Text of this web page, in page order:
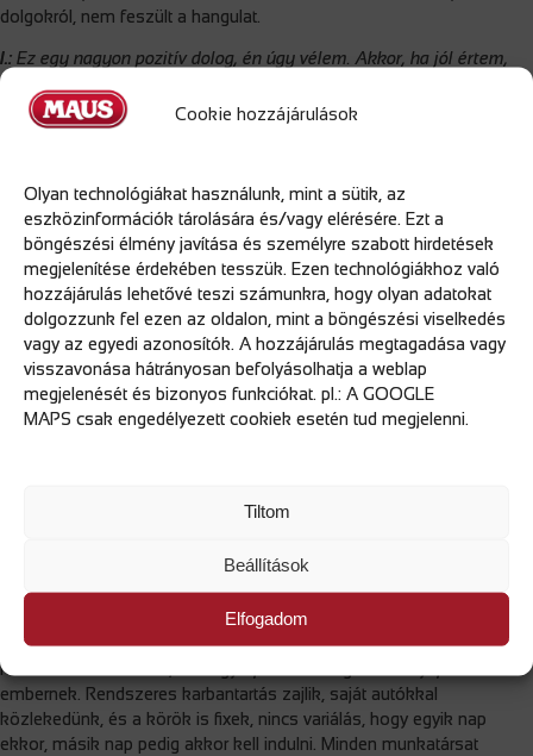
Cookie hozzájárulások
Olyan technológiákat használunk, mint a sütik, az
eszközinformációk tárolására és/vagy elérésére. Ezt a
böngészési élmény javítása és személyre szabott hirdetések
megjelenítése érdekében tesszük. Ezen technológiákhoz való
hozzájárulás lehetővé teszi számunkra, hogy olyan adatokat
dolgozzunk fel ezen az oldalon, mint a böngészési viselkedés
vagy az egyedi azonosítók. A hozzájárulás megtagadása vagy
visszavonása hátrányosan befolyásolhatja a weblap
megjelenését és bizonyos funkciókat. pl.: A GOOGLE
MAPS csak engedélyezett cookiek esetén tud megjelenni.
Elfogadom
Tiltom
Beállítások
dolgokról, nem feszült a hangulat.
I.: Ez egy nagyon pozitív dolog, én úgy vélem. Akkor, ha jól értem,
úgy érzed, fontos része vagy a cég életének. Miből érzed ezt, miből
érzed, hogy megbecsül a cég?
fejlődött a cég és ezzel a jutalmazási rendszer is. Nyilván egy kedves
szó, egy dicséret is sokat jelent. De például van a Törzsgárda
programunk, ami 5 éves ciklusokban díjazza a munkatársakat, ez
szerintem egy nagyon jó dolog. De velem például a közvetlen
környezetem is érezteti, a munkatársakkal mindig örülünk
egymásnak. Az újak is hamar beilleszkednek és segítjük egymást.
Te milyen jövőképet látsz itt a Mausnál?
Attila:Prosperáló cég, tehát szerintem itt munka biztos, hogy lesz.
Szeretnék még sokáig maradni, szeretem, amit csinálok és a cég
Mivel motiválnád a jövendőbeli munkatársainkat?
egymást, ha elakadunk egy munkafolyamatban. Tehát nem lesz
magára hagyva, segítenek a munkatársak és a cég képzési
programja is. Kap egy elfogadható bért, ami mindig időben érkezik.
Ezen felül, ahogy említettem az autók, amikkel dolgozunk, nagyon
rendben vannak tartva, ami egyfajta biztonságérzetet nyújt az
embernek. Rendszeres karbantartás zajlik, saját autókkal
közlekedünk, és a körök is fixek, nincs variálás, hogy egyik nap
ekkor, másik nap pedig akkor kell indulni. Minden munkatársat